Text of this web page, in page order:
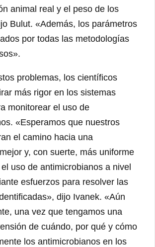
animal real y el peso de los
Bulut. «Además, los parámetros
por todas las metodologías
problemas, los científicos
más rigor en los sistemas
monitorear el uso de
«Esperamos que nuestros
el camino hacia una
y, con suerte, más uniforme
uso de antimicrobianos a nivel
esfuerzos para resolver las
dijo Ivanek. «Aún
una vez que tengamos una
de cuándo, por qué y cómo
los antimicrobianos en los